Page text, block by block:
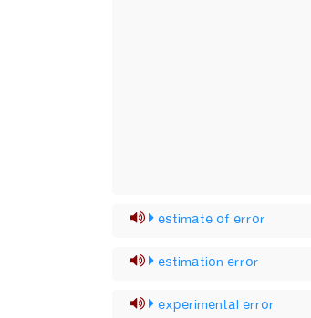
estimate of error
estimation error
experimental error